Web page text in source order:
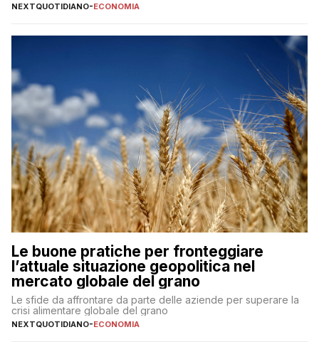
NEXTQUOTIDIANO-ECONOMIA
Le buone pratiche per fronteggiare
l’attuale situazione geopolitica nel
mercato globale del grano
Le sfide da affrontare da parte delle aziende per superare la
crisi alimentare globale del grano
NEXTQUOTIDIANO-ECONOMIA